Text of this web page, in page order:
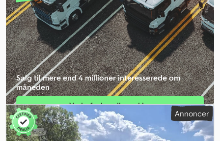
44.000 kg Nyttelast: 36.050 kg Bredde: 255 cm Længde: 870 cm
Model: 2-akslet tipanhænger – leveres EU-godkendt = Yderligere
information = Kontakt ATS Norway for yderligere oplysninger.
Salg til mere end 4 millioner interesserede om
måneden
Vælg forhandlerpakke
Opret enkeltannonce
Annoncer